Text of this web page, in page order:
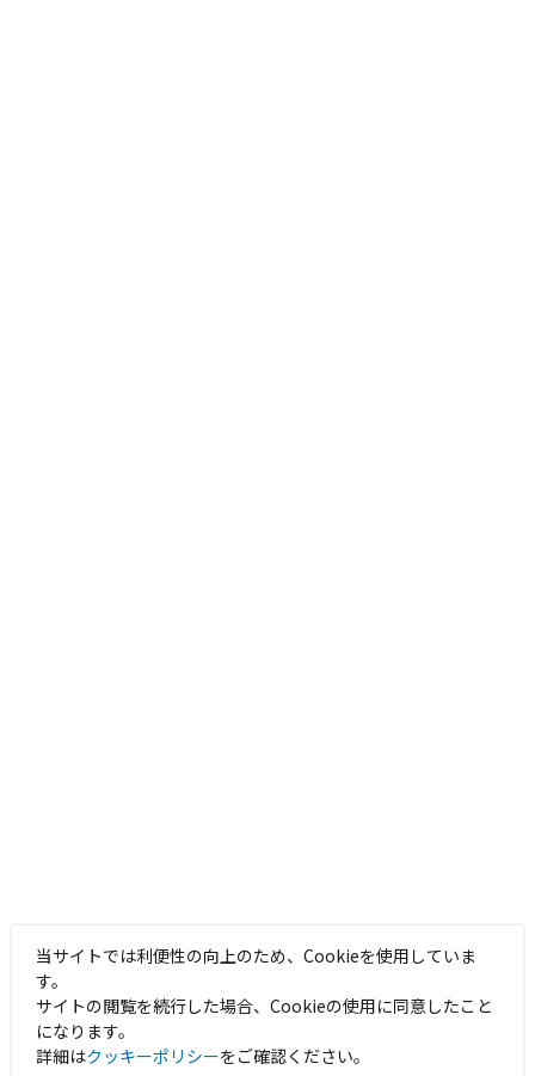
当サイトでは利便性の向上のため、Cookieを使用していま
す。
サイトの閲覧を続行した場合、Cookieの使用に同意したこと
になります。
詳細はクッキーポリシーをご確認ください。